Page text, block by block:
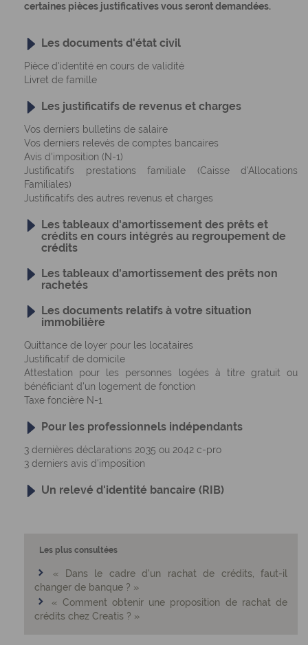
certaines pièces justificatives vous seront demandées.
Les documents d'état civil
Pièce d'identité en cours de validité
Livret de famille
Les justificatifs de revenus et charges
Vos derniers bulletins de salaire
Vos derniers relevés de comptes bancaires
Avis d'imposition (N-1)
Justificatifs prestations familiale (Caisse d'Allocations
Familiales)
Justificatifs des autres revenus et charges
Les tableaux d'amortissement des prêts et
crédits en cours intégrés au regroupement de
crédits
Les tableaux d'amortissement des prêts non
rachetés
Les documents relatifs à votre situation
immobilière
Quittance de loyer pour les locataires
Justificatif de domicile
Attestation pour les personnes logées à titre gratuit ou
bénéficiant d'un logement de fonction
Taxe foncière N-1
Pour les professionnels indépendants
3 dernières déclarations 2035 ou 2042 c-pro
3 derniers avis d'imposition
Un relevé d'identité bancaire (RIB)
Les plus consultées
« Dans le cadre d'un rachat de crédits, faut-il
changer de banque ? »
« Comment obtenir une proposition de rachat de
crédits chez Creatis ? »